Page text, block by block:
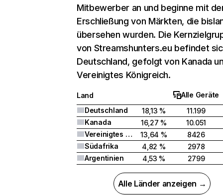
Mitbewerber an und beginne mit
Erschließung von Märkten, die
übersehen wurden. Die
von Streamshunters.eu befindet
Deutschland, gefolgt von Kanada
Vereinigtes Königreich.
Land
Alle Geräte
Deutschland
18,13 %
11.199
Kanada
16,27 %
10.051
Vereinigtes Königreich
13,64 %
8426
Südafrika
4,82 %
2978
Argentinien
4,53 % 2799
Alle Länder anzeigen →